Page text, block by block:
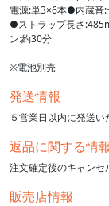
電源:単3×6本●内蔵音
●ストラップ長さ
ン:約30分
※電池別売
発送情報
５営業日以内に発送い
返品に関する情
注文確定後のキャンセ
販売店情報